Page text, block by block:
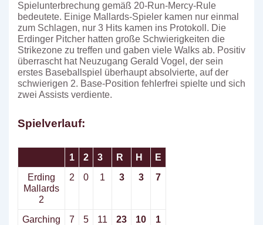
Spielunterbrechung gemäß 20-Run-Mercy-Rule
bedeutete. Einige Mallards-Spieler kamen nur einmal
zum Schlagen, nur 3 Hits kamen ins Protokoll. Die
Erdinger Pitcher hatten große Schwierigkeiten die
Strikezone zu treffen und gaben viele Walks ab. Positiv
überrascht hat Neuzugang Gerald Vogel, der sein
erstes Baseballspiel überhaupt absolvierte, auf der
schwierigen 2. Base-Position fehlerfrei spielte und sich
zwei Assists verdiente.
Spielverlauf:
1 2 3 R H
E
Erding
Mallards
2
2 0 1 3 3 7
Garching 7 5 11 23 10 1